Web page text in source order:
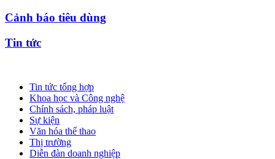
Cảnh báo tiêu dùng
Tin tức
Tin tức tổng hợp
Khoa học và Công nghệ
Chính sách, pháp luật
Sự kiện
Văn hóa thể thao
Thị trường
Diễn đàn doanh nghiệp